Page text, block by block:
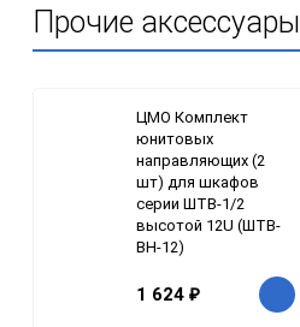
Прочие аксессуары
ЦМО Комплект
юнитовых
направляющих (2
шт) для шкафов
серии ШТВ-1/2
высотой 12U (ШТВ-
ВН-12)
1 624 ₽